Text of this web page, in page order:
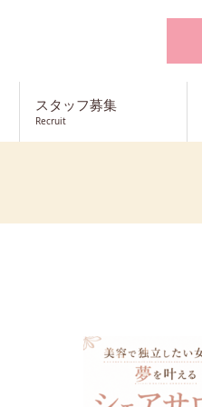
スタッフ募集
Recruit